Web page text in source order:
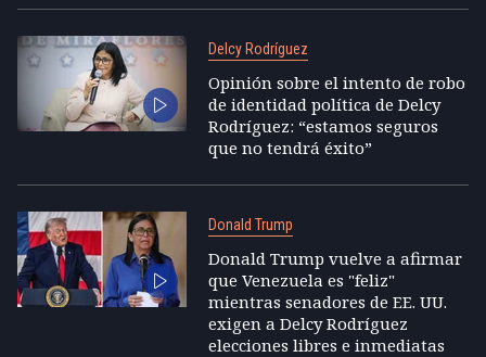
Delcy Rodríguez
Opinión sobre el intento de robo
de identidad política de Delcy
Rodríguez: “estamos seguros
que no tendrá éxito”
Donald Trump
Donald Trump vuelve a afirmar
que Venezuela es "feliz"
mientras senadores de EE. UU.
exigen a Delcy Rodríguez
elecciones libres e inmediatas